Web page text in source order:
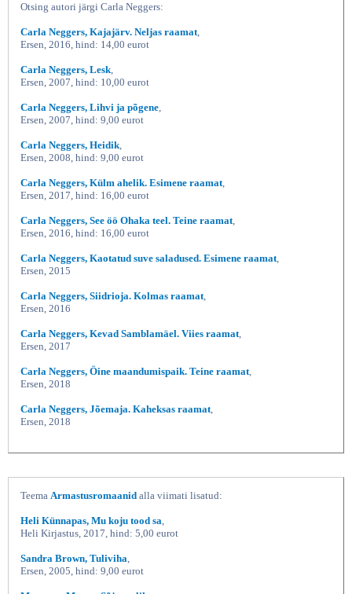
Otsing autori järgi Carla Neggers:
Carla Neggers, Kajajärv. Neljas raamat,
Ersen, 2016, hind: 14,00 eurot
Carla Neggers, Lesk,
Ersen, 2007, hind: 10,00 eurot
Carla Neggers, Lihvi ja põgene,
Ersen, 2007, hind: 9,00 eurot
Carla Neggers, Heidik,
Ersen, 2008, hind: 9,00 eurot
Carla Neggers, Külm ahelik. Esimene raamat,
Ersen, 2017, hind: 16,00 eurot
Carla Neggers, See öö Ohaka teel. Teine raamat,
Ersen, 2016, hind: 16,00 eurot
Carla Neggers, Kaotatud suve saladused. Esimene raamat,
Ersen, 2015
Carla Neggers, Siidrioja. Kolmas raamat,
Ersen, 2016
Carla Neggers, Kevad Samblamäel. Viies raamat,
Ersen, 2017
Carla Neggers, Öine maandumispaik. Teine raamat,
Ersen, 2018
Carla Neggers, Jõemaja. Kaheksas raamat,
Ersen, 2018
Teema Armastusromaanid alla viimati lisatud:
Heli Künnapas, Mu koju tood sa,
Heli Kirjastus, 2017, hind: 5,00 eurot
Sandra Brown, Tuliviha,
Ersen, 2005, hind: 9,00 eurot